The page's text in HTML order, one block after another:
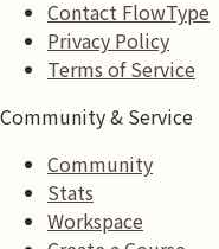
Contact FlowType
Privacy Policy
Terms of Service
Community & Service
Community
Stats
Workspace